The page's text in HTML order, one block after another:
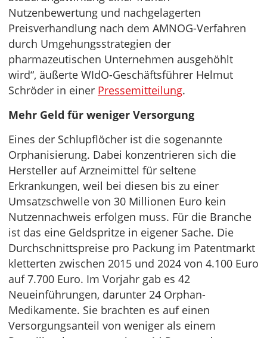
Nutzenbewertung und nachgelagerten
Preisverhandlung nach dem AMNOG-Verfahren
durch Umgehungsstrategien der
pharmazeutischen Unternehmen ausgehöhlt
wird“, äußerte WIdO-Geschäftsführer Helmut
Schröder in einer Pressemitteilung.
Mehr Geld für weniger Versorgung
Eines der Schlupflöcher ist die sogenannte
Orphanisierung. Dabei konzentrieren sich die
Hersteller auf Arzneimittel für seltene
Erkrankungen, weil bei diesen bis zu einer
Umsatzschwelle von 30 Millionen Euro kein
Nutzennachweis erfolgen muss. Für die Branche
ist das eine Geldspritze in eigener Sache. Die
Durchschnittspreise pro Packung im Patentmarkt
kletterten zwischen 2015 und 2024 von 4.100 Euro
auf 7.700 Euro. Im Vorjahr gab es 42
Neueinführungen, darunter 24 Orphan-
Medikamente. Sie brachten es auf einen
Versorgungsanteil von weniger als einem